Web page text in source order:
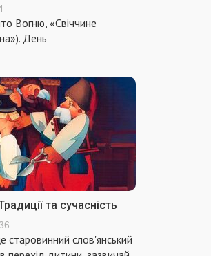
Вогню, «Свіччине
День
та сучасність
слов'янський